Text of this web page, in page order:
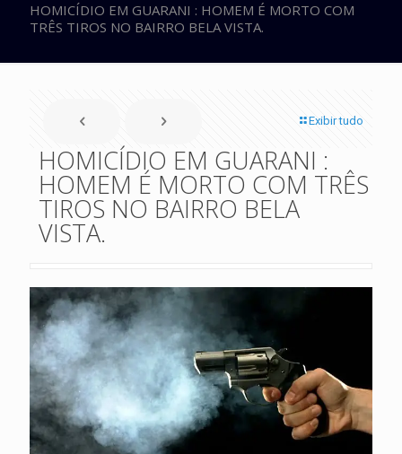
HOMICÍDIO EM GUARANI : HOMEM É MORTO COM
TRÊS TIROS NO BAIRRO BELA VISTA.
Exibir tudo
HOMICÍDIO EM GUARANI :
HOMEM É MORTO COM TRÊS
TIROS NO BAIRRO BELA
VISTA.